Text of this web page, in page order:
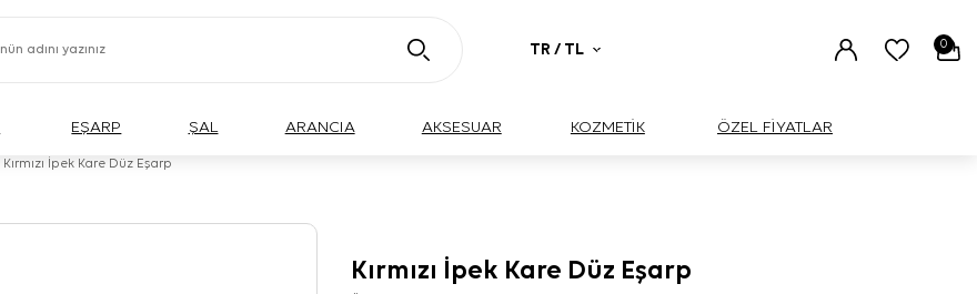
TR / TL 0
EŞARP ŞAL ARANCIA AKSESUAR KOZMETİK ÖZEL FİYATLAR
Kırmızı İpek Kare Düz Eşarp
Kırmızı İpek Kare Düz Eşarp